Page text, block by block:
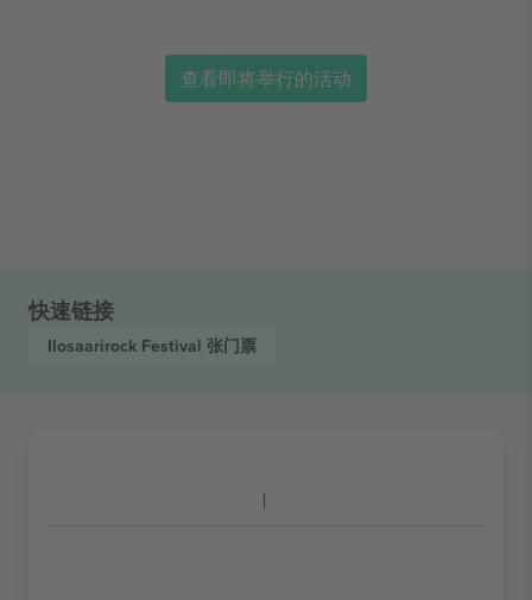
查看即将举行的活动
快速链接
Ilosaarirock Festival 张门票